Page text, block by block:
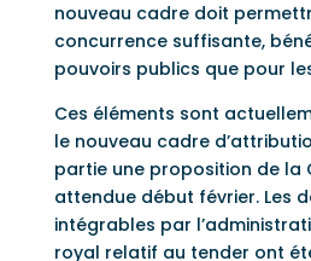
nouveau cadre doit
concurrence suffisante,
pouvoirs publics que pour
Ces éléments sont
le nouveau cadre
partie une proposition de la
attendue début février. Les
intégrables par
royal relatif au tender ont